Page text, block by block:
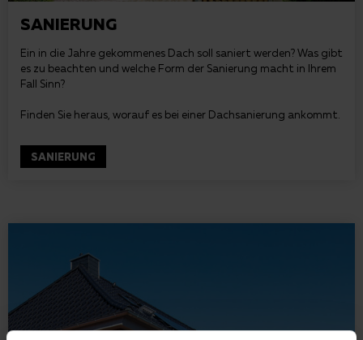
SANIERUNG
Ein in die Jahre gekommenes Dach soll saniert werden? Was gibt
es zu beachten und welche Form der Sanierung macht in Ihrem
Fall Sinn?
Finden Sie heraus, worauf es bei einer Dachsanierung ankommt.
SANIERUNG